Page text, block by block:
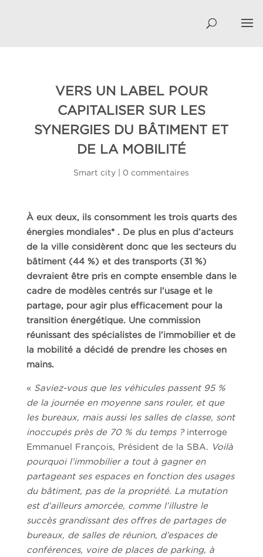
VERS UN LABEL POUR
CAPITALISER SUR LES
SYNERGIES DU BÂTIMENT ET
DE LA MOBILITÉ
Smart city 0 commentaires
À eux deux, ils consomment les trois quarts des
énergies mondiales* . De plus en plus d’acteurs
de la ville considèrent donc que les secteurs du
bâtiment (44 %) et des transports (31 %)
devraient être pris en compte ensemble dans le
cadre de modèles centrés sur l’usage et le
partage, pour agir plus efficacement pour la
transition énergétique. Une commission
réunissant des spécialistes de l’immobilier et de
la mobilité a décidé de prendre les choses en
mains.
« Saviez-vous que les véhicules passent 95 %
de la journée en moyenne sans rouler, et que
les bureaux, mais aussi les salles de classe, sont
inoccupés près de 70 % du temps ?interroge
Emmanuel François, Président de la SBA.
Voilà
pourquoi l’immobilier a tout à gagner en
partageant ses espaces en fonction des usages
du bâtiment, pas de la propriété.
La mutation
est d’ailleurs amorcée, comme l’illustre le
succès grandissant des offres de partages de
bureaux, de salles de réunion, d’espaces de
conférences, voire de places de parking, à